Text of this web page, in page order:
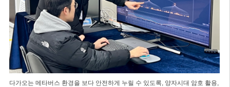
다가오는 메타버스 환경을 보다 안전하게 누릴 수 있도록, 양자시대 암호 활용,